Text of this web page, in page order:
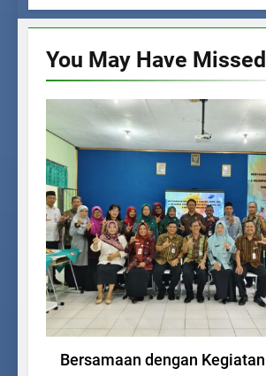
You May Have Missed
BERITA SEKOLAH
Bersamaan dengan